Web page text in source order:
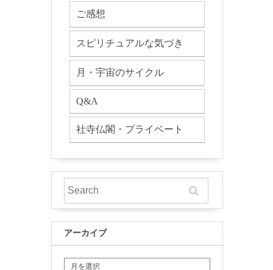
ご感想
スピリチュアルな気づき
月・宇宙のサイクル
Q&A
社寺仏閣・プライベート
アーカイブ